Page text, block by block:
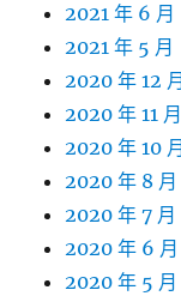
2021 年 6 月
2021 年 5 月
2020 年 12 月
2020 年 11 月
2020 年 10 月
2020 年 8 月
2020 年 7 月
2020 年 6 月
2020 年 5 月